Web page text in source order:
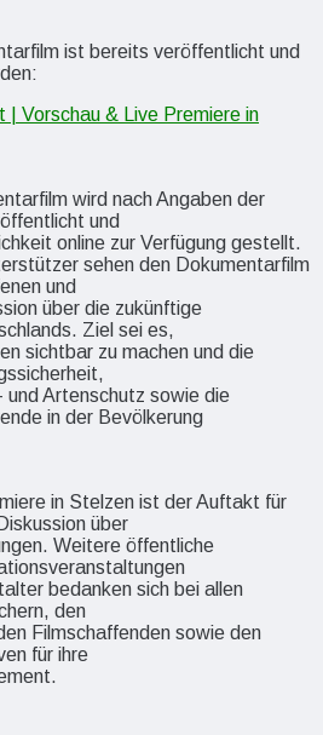
ist bereits veröffentlicht und
| Vorschau & Live Premiere in
wird nach Angaben der
und
online zur Verfügung gestellt.
sehen den Dokumentarfilm
und
über die zukünftige
Ziel sei es,
sichtbar zu machen und die
Artenschutz sowie die
in der Bevölkerung
in Stelzen ist der Auftakt für
über
Weitere öffentliche
bedanken sich bei allen
den
Filmschaffenden sowie den
für ihre